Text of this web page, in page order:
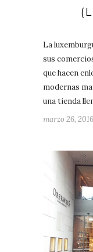
La
sus
que hacen
modernas
una tienda
marzo 26, 2016